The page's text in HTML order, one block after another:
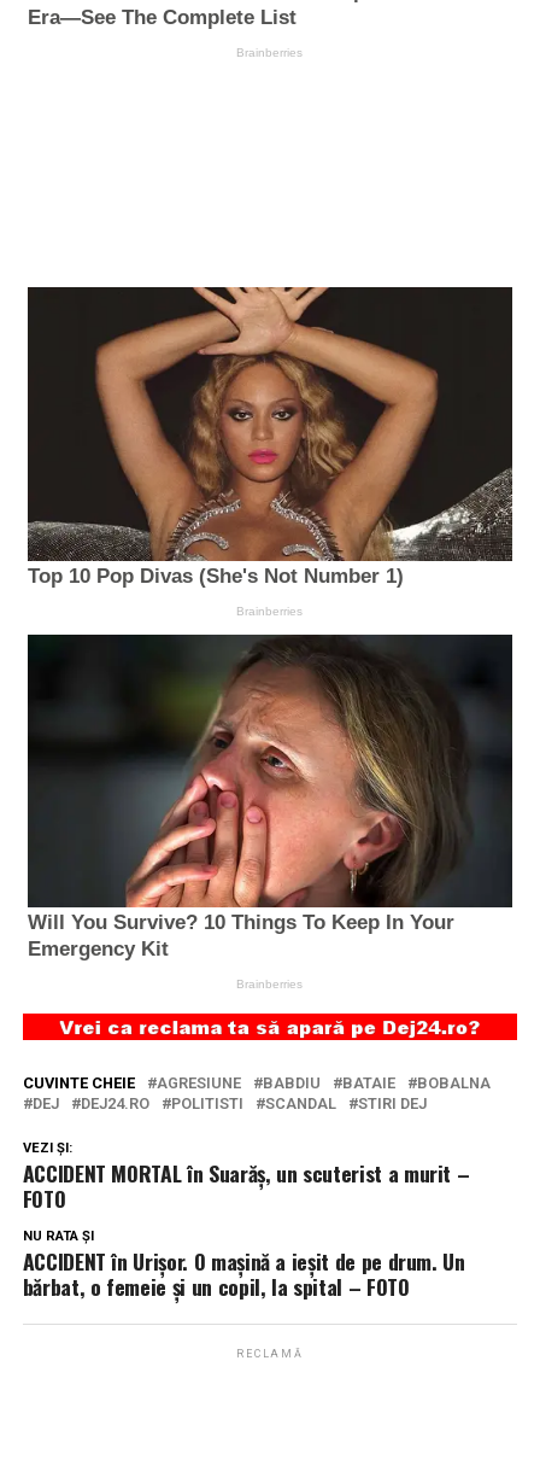
CUVINTE CHEIE AGRESIUNE BABDIU BATAIE
BOBALNA
DEJ
DEJ24.RO POLITISTI SCANDAL STIRI DEJ
VEZI ȘI:
ACCIDENT MORTAL în Suarăș, un scuterist a murit –
FOTO
NU RATA ȘI
ACCIDENT în Urișor. O mașină a ieșit de pe drum. Un
bărbat, o femeie și un copil, la spital – FOTO
RECLAMĂ